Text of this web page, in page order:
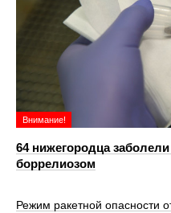
Внимание!
64 нижегородца
боррелиозом
Режим ракетной опасности